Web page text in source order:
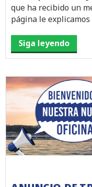
que ha recibido un
página le explicamos
Siga leyendo